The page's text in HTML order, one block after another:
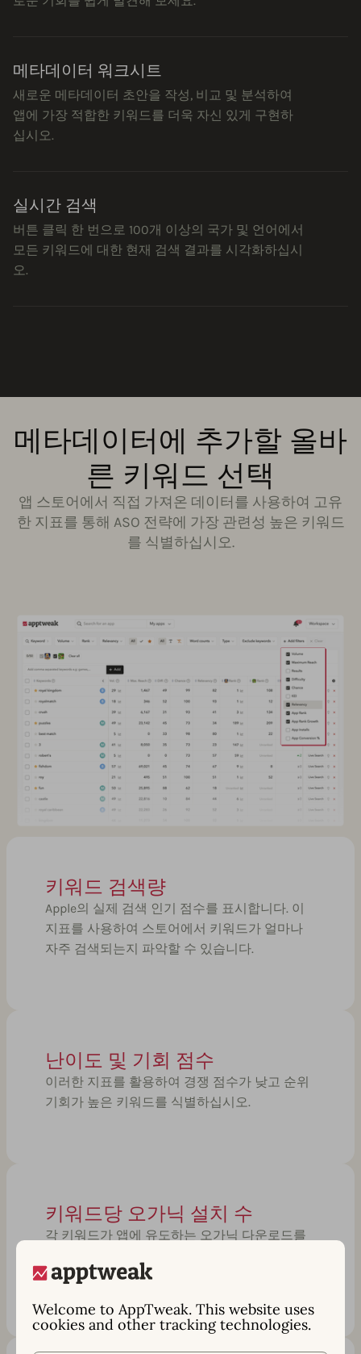
Welcome to AppTweak. This website uses
cookies and other tracking technologies.
메타데이터 워크시트
새로운 메타데이터 초안을 작성, 비교 및 분석하여
앱에 가장 적합한 키워드를 더욱 자신 있게 구현하
십시오.
실시간 검색
버튼 클릭 한 번으로 100개 이상의 국가 및 언어에서
모든 키워드에 대한 현재 검색 결과를 시각화하십시
오.
메타데이터에 추가할 올바
른 키워드 선택
앱 스토어에서 직접 가져온 데이터를 사용하여 고유
한 지표를 통해 ASO 전략에 가장 관련성 높은 키워드
를 식별하십시오.
키워드 검색량
Apple의 실제 검색 인기 점수를 표시합니다. 이
지표를 사용하여 스토어에서 키워드가 얼마나
자주 검색되는지 파악할 수 있습니다.
난이도 및 기회 점수
이러한 지표를 활용하여 경쟁 점수가 낮고 순위
기회가 높은 키워드를 식별하십시오.
키워드당 오가닉 설치 수
각 키워드가 앱에 유도하는 오가닉 다운로드를
를 식별하십시오.